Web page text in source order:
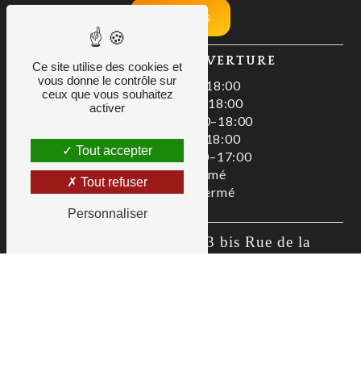
Nos tarifs
HORAIRES D'OUVERTURE
Lundi : 08:00–18:00
Mardi : 08:00–18:00
Mercredi : 08:00–18:00
Jeudi : 08:00–18:00
Vendredi : 08:00–17:00
Samedi : Fermé
Dimanche : Fermé
Zac De La Liodière, 3 bis Rue de la
Ce site utilise des cookies et
vous donne le contrôle sur
ceux que vous souhaitez
activer
Tout accepter
Tout refuser
Personnaliser